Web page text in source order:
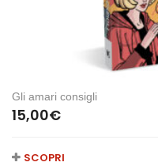
Gli amari consigli
15,00€
SCOPRI